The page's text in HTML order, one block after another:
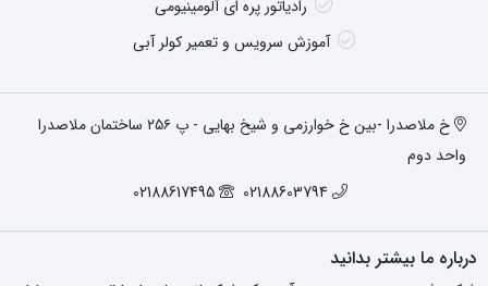
رادیاتور پره ای آلومینیومی
آموزش سرویس و تعمیر کولر آبی
خ ملاصدرا -بین خ خوارزمی و شیخ بهایی - پ ۲۵۶ ساختمان ملاصدرا
واحد دوم
02188603794
02188617495
درباره ما بیشتر بدانید